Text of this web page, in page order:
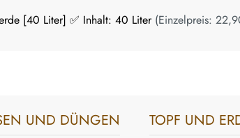
[40 Liter] ✅ Inhalt: 40 Liter (Einzelpreis:
UND DÜNGEN TOPF UND